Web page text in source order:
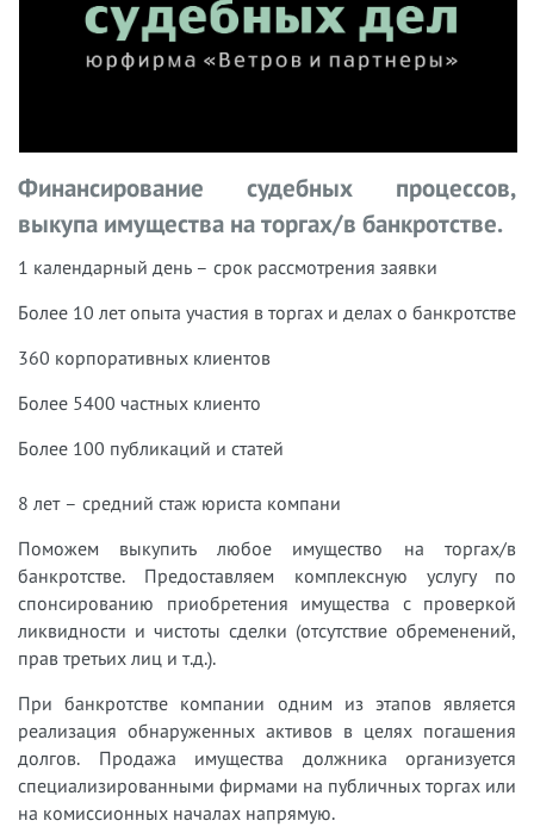
Финансирование судебных процессов,
выкупа имущества на торгах/в банкротстве.
1 календарный день – срок рассмотрения заявки
Более 10 летопыта участия в торгах и делах о банкротстве
360 корпоративных клиентов
Более 5400 частных клиенто
Более 100 публикаций и статей
8 лет – средний стаж юриста компани
Поможем выкупить любое имущество на торгах/в
банкротстве. Предоставляем комплексную услугу по
спонсированию приобретения имущества с проверкой
ликвидности и чистоты сделки (отсутствие обременений,
прав третьих лиц и т.д.).
При банкротстве компании одним из этапов является
реализация обнаруженных активов в целях погашения
долгов. Продажа имущества должника организуется
специализированными фирмами на публичных торгах или
на комиссионных началах напрямую.